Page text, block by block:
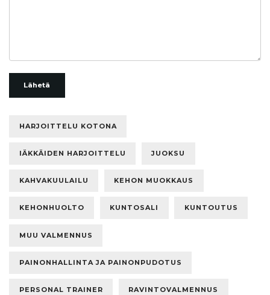
Lähetä
HARJOITTELU KOTONA
IÄKKÄIDEN HARJOITTELU JUOKSU
KAHVAKUULAILU KEHON MUOKKAUS
KEHONHUOLTO KUNTOSALI KUNTOUTUS
MUU VALMENNUS
PAINONHALLINTA JA PAINONPUDOTUS
PERSONAL TRAINER RAVINTOVALMENNUS